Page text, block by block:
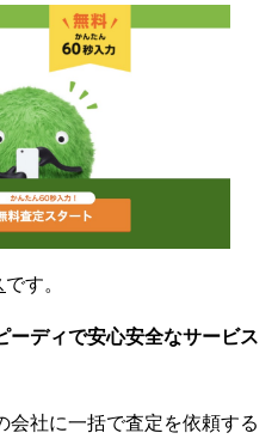
です。
ーディで安心安全なサービス
会社に一括で査定を依頼する